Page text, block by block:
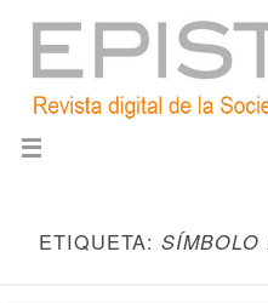
ETIQUETA: